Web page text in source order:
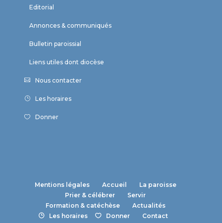
Editorial
Annonces & communiqués
Bulletin paroissial
Liens utiles dont diocèse
Nous contacter
Les horaires
Donner
Mentions légales Accueil
La paroisse
Prier & célébrer
Servir
Formation & catéchèse
Actualités
Les horaires
Donner Contact